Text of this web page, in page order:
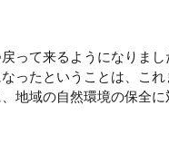
って来るようになりま
ったということは、こ
地域の自然環境の保全